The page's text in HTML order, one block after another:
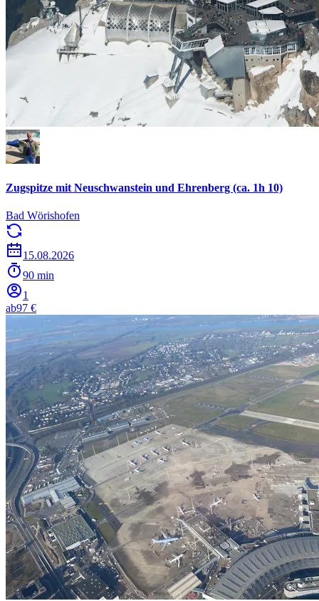
Zugspitze mit Neuschwanstein und Ehrenberg (ca. 1h 10)
Bad Wörishofen
15.08.2026
90 min
1
ab97 €